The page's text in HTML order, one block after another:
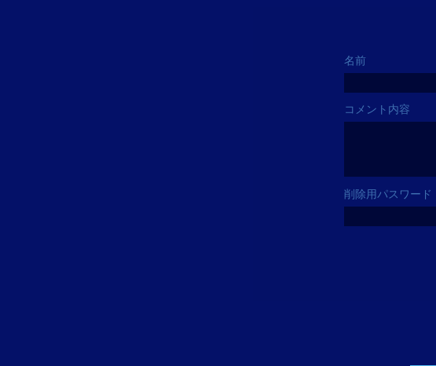
名前
コメント内容
削除用パスワード